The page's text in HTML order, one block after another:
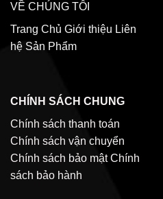
VỀ CHÚNG TÔI
Trang Chủ Giới thiệu Liên
hệ Sản Phẩm
CHÍNH SÁCH CHUNG
Chính sách thanh toán
Chính sách vận chuyển
Chính sách bảo mật Chính
sách bảo hành